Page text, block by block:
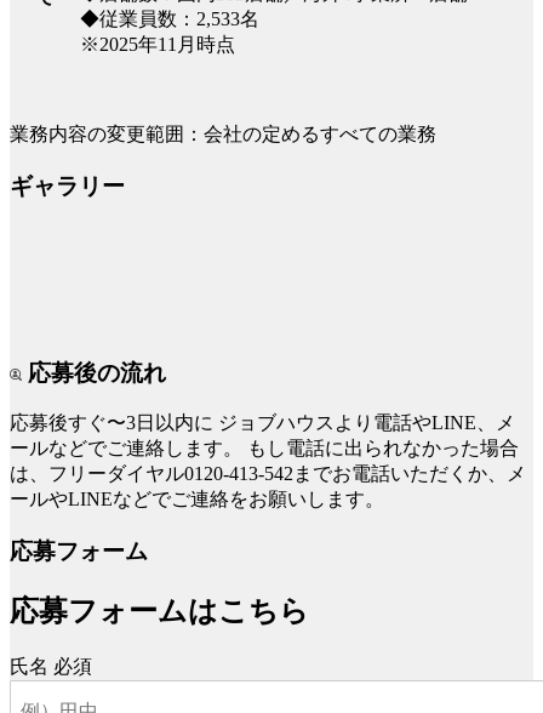
◆従業員数：2,533名
※2025年11月時点
業務内容の変更範囲：会社の定めるすべての業務
ギャラリー
応募後の流れ
応募後すぐ〜3日以内に ジョブハウスより電話やLINE、メ
ールなどでご連絡します。
もし電話に出られなかった場合
は、フリーダイヤル0120-413-542までお電話いただくか、メ
ールやLINEなどでご連絡をお願いします。
応募フォーム
応募フォームはこちら
氏名 必須